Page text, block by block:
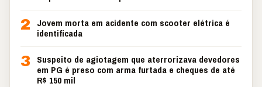
2
Jovem morta em acidente com scooter elétrica é
identificada
3 Suspeito de agiotagem que aterrorizava devedores
em PG é preso com arma furtada e cheques de até
R$ 150 mil